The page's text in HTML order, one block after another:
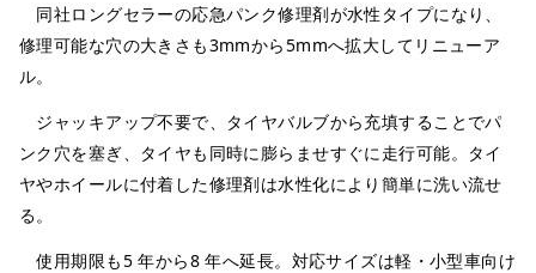
同社ロングセラーの応急パンク修理剤が水性タイプになり、
修理可能な穴の大きさも3mmから5mmへ拡大してリニューア
ル。
ジャッキアップ不要で、タイヤバルブから充填することでパ
ンク穴を塞ぎ、タイヤも同時に膨らませすぐに走行可能。タイ
ヤやホイールに付着した修理剤は水性化により簡単に洗い流せ
る。
使用期限も5 年から8 年へ延長。対応サイズは軽・小型車向け